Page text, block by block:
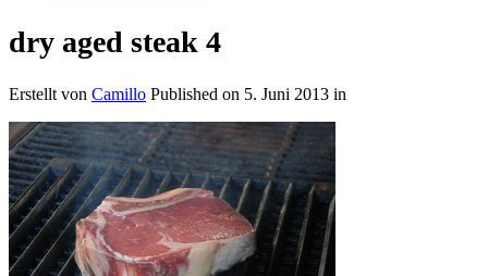
dry aged steak 4
Erstellt von Camillo Published on 5. Juni 2013 in